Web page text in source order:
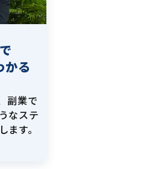
かる
副業で
なステ
ます。